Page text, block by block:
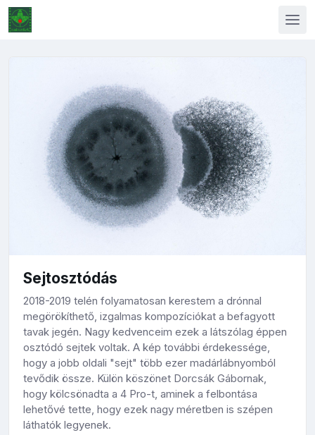
Sejtosztódás
2018-2019 telén folyamatosan kerestem a drónnal
megörökíthető, izgalmas kompozíciókat a befagyott
tavak jegén. Nagy kedvenceim ezek a látszólag éppen
osztódó sejtek voltak. A kép további érdekessége,
hogy a jobb oldali "sejt" több ezer madárlábnyomból
tevődik össze. Külön köszönet Dorcsák Gábornak,
hogy kölcsönadta a 4 Pro-t, aminek a felbontása
lehetővé tette, hogy ezek nagy méretben is szépen
láthatók legyenek.